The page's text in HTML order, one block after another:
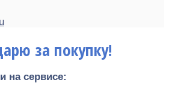
за покупку!
на сервисе: